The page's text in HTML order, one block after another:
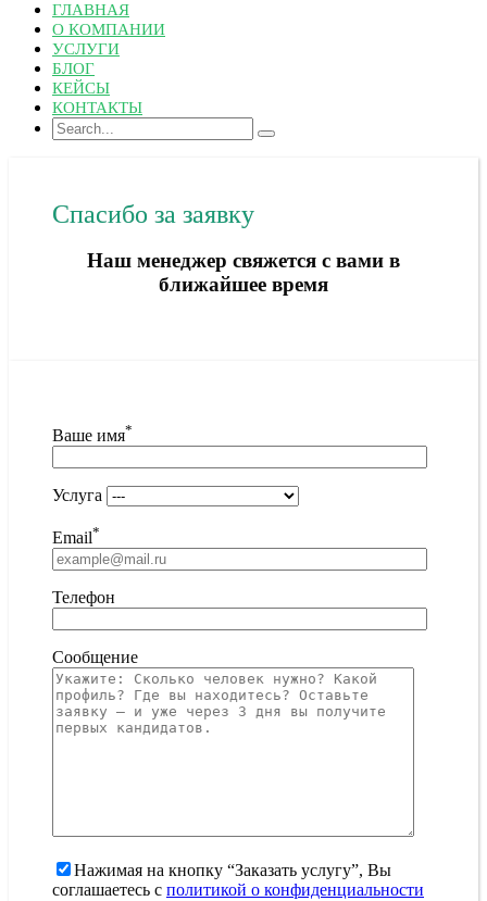
ГЛАВНАЯ
О КОМПАНИИ
УСЛУГИ
БЛОГ
КЕЙСЫ
КОНТАКТЫ
Спасибо за заявку
Наш менеджер свяжется с вами в
ближайшее время
Ваше имя*
Услуга
Email*
Телефон
Сообщение
Нажимая на кнопку “Заказать услугу”, Вы
соглашаетесь с политикой о конфиденциальности